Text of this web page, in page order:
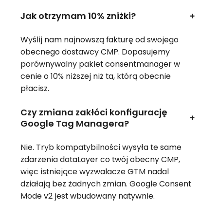
Jak otrzymam 10% zniżki? +
Wyślij nam najnowszą fakturę od swojego
obecnego dostawcy CMP. Dopasujemy
porównywalny pakiet consentmanager w
cenie o 10% niższej niż ta, którą obecnie
płacisz.
Czy zmiana zakłóci konfigurację
Google Tag Managera?
+
Nie. Tryb kompatybilności wysyła te same
zdarzenia dataLayer co twój obecny CMP,
więc istniejące wyzwalacze GTM nadal
działają bez żadnych zmian. Google Consent
Mode v2 jest wbudowany natywnie.